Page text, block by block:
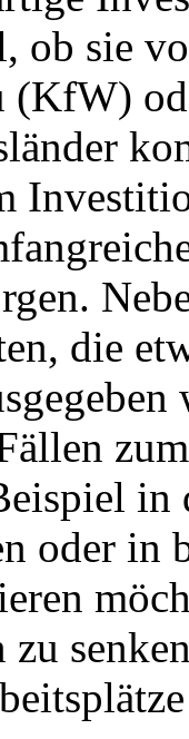
ob sie
(KfW)
die
in
oder in
zu